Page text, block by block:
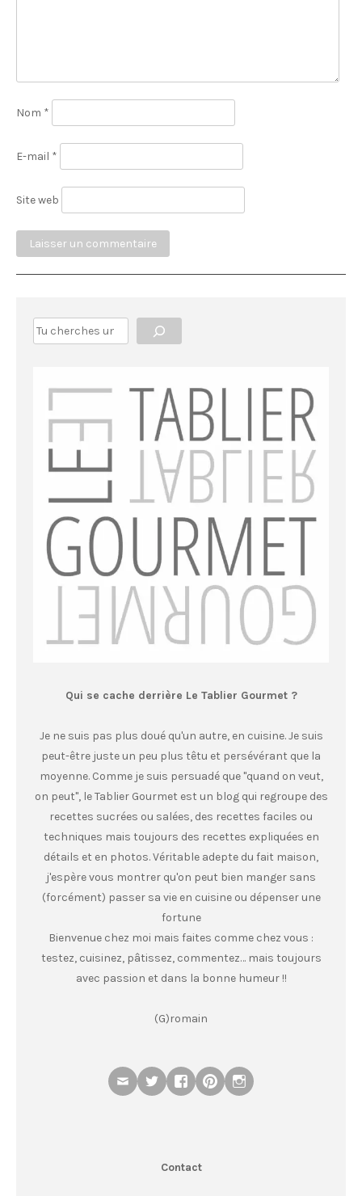
Nom *
E-mail *
Site web
Qui se cache derrière Le Tablier Gourmet ?
Je ne suis pas plus doué qu'un autre, en cuisine. Je suis
peut-être juste un peu plus têtu et persévérant que la
moyenne. Comme je suis persuadé que "quand on veut,
on peut", le Tablier Gourmet est un blog qui regroupe des
recettes sucrées ou salées, des recettes faciles ou
techniques mais toujours des recettes expliquées en
détails et en photos. Véritable adepte du fait maison,
j'espère vous montrer qu'on peut bien manger sans
(forcément) passer sa vie en cuisine ou dépenser une
fortune
Bienvenue chez moi mais faites comme chez vous :
testez, cuisinez, pâtissez, commentez… mais toujours
avec passion et dans la bonne humeur !!
(G)romain
Contact